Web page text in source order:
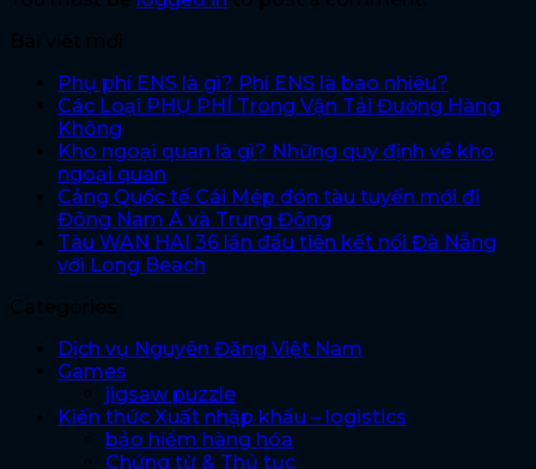
Phụ phí ENS là gì? Phí ENS là bao nhiêu?
Các Loại PHỤ PHÍ Trong Vận Tải Đường Hàng
Không
Kho ngoại quan là gì? Những quy định về kho
ngoại quan
Cảng Quốc tế Cái Mép đón tàu tuyến mới đi
Đông Nam Á và Trung Đông
Tàu WAN HAI 36 lần đầu tiên kết nối Đà Nẵng
với Long Beach
Dịch vụ Nguyên Đăng Việt Nam
Games
jigsaw puzzle
Kiến thức Xuất nhập khẩu – logistics
bảo hiểm hàng hóa
Chứng từ & Thủ tục